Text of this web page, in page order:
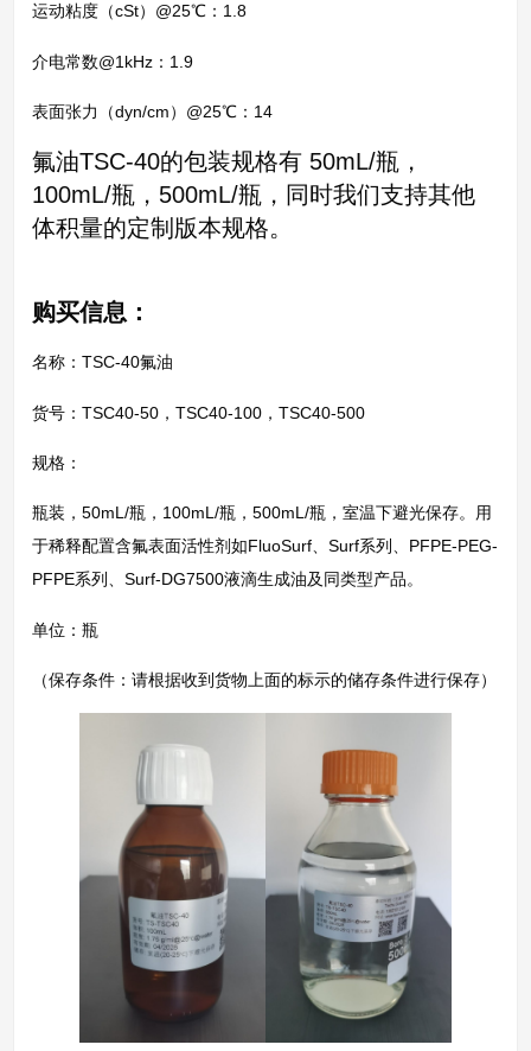
运动粘度（cSt）@25℃：1.8
介电常数@1kHz：1.9
表面张力（dyn/cm）@25℃：14
氟油TSC-40的包装规格有 50mL/瓶，
100mL/瓶，500mL/瓶，同时我们支持其他
体积量的定制版本规格。
购买信息：
名称：TSC-40氟油
货号：TSC40-50，TSC40-100，TSC40-500
规格：
瓶装，50mL/瓶，100mL/瓶，500mL/瓶，室温下避光保存。用
于稀释配置含氟表面活性剂如FluoSurf、Surf系列、PFPE-PEG-
PFPE系列、Surf-DG7500液滴生成油及同类型产品。
单位：瓶
（保存条件：请根据收到货物上面的标示的储存条件进行保存）